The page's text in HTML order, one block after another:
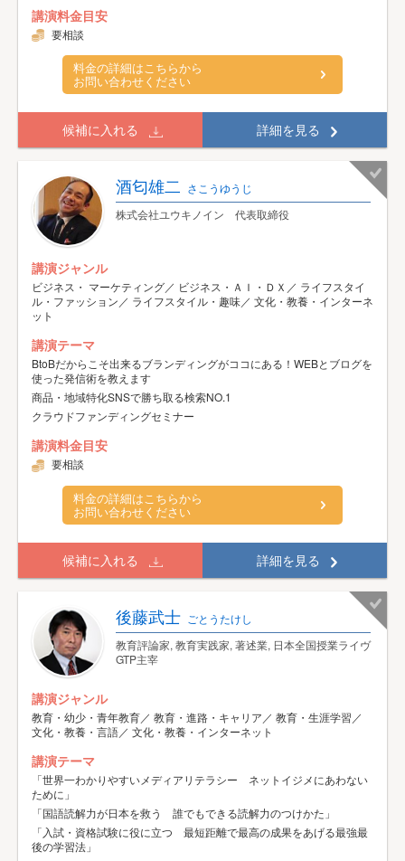
講演料金目安
要相談
料金の詳細はこちらから
お問い合わせください
候補に入れる 詳細を見る
酒匂雄二 さこうゆうじ
株式会社ユウキノイン 代表取締役
講演ジャンル
ビジネス・ マーケティング／ ビジネス・ＡＩ・ＤＸ／ ライフスタイ
ル・ファッション／ ライフスタイル・趣味／ 文化・教養・インターネ
ット
講演テーマ
BtoBだからこそ出来るブランディングがココにある！WEBとブログを
使った発信術を教えます
商品・地域特化SNSで勝ち取る検索NO.1
クラウドファンディングセミナー
講演料金目安
要相談
料金の詳細はこちらから
お問い合わせください
候補に入れる 詳細を見る
後藤武士 ごとうたけし
教育評論家, 教育実践家, 著述業, 日本全国授業ライヴ
GTP主宰
講演ジャンル
教育・幼少・青年教育／ 教育・進路・キャリア／ 教育・生涯学習／
文化・教養・言語／ 文化・教養・インターネット
講演テーマ
「世界一わかりやすいメディアリテラシー ネットイジメにあわない
ために」
「国語読解力が日本を救う 誰でもできる読解力のつけかた」
「入試・資格試験に役に立つ 最短距離で最高の成果をあげる最強最
後の学習法」